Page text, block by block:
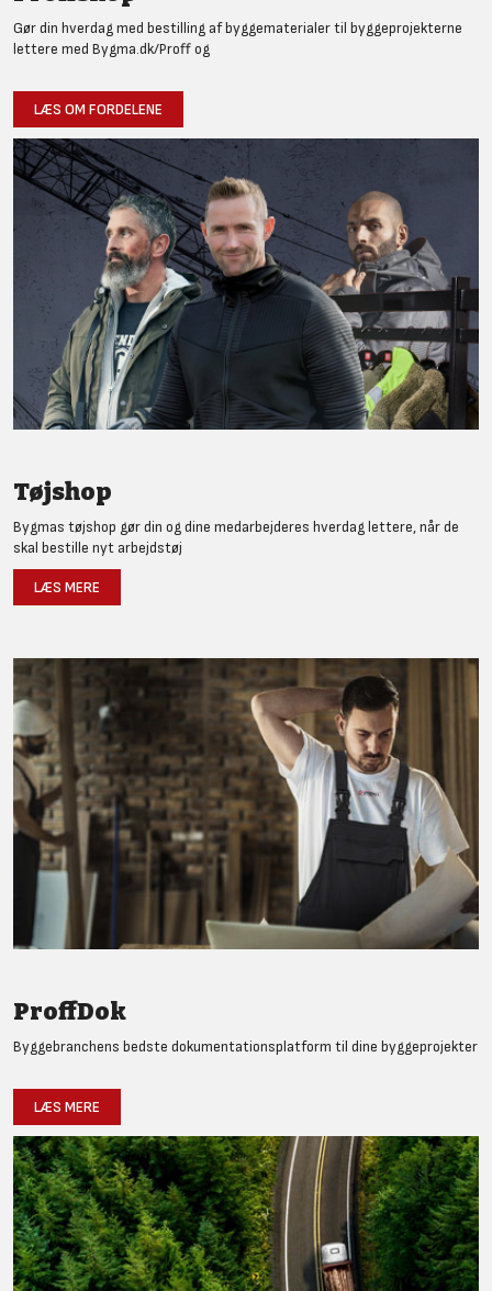
Gør din hverdag med bestilling af byggematerialer til byggeprojekterne
lettere med Bygma.dk/Proff og
LÆS OM FORDELENE
Tøjshop
Bygmas tøjshop gør din og dine medarbejderes hverdag lettere, når de
skal bestille nyt arbejdstøj
LÆS MERE
ProffDok
Byggebranchens bedste dokumentationsplatform til dine byggeprojekter
LÆS MERE